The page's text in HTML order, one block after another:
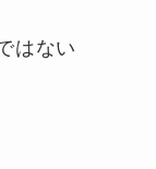
はない